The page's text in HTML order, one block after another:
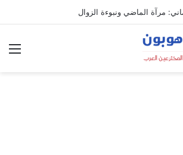
مرآة الماضي ونبوءة الزوال